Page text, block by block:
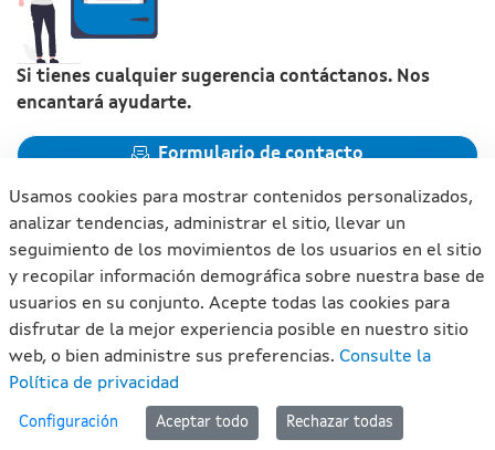
Si tienes cualquier sugerencia contáctanos. Nos
encantará ayudarte.
Formulario de contacto
Xunta de Galicia. Información mantenida y publicada en
internet por la Xunta de Galicia
Atención a la ciudadanía
Accesibilidad
Usamos cookies para mostrar contenidos personalizados,
analizar tendencias, administrar el sitio, llevar un
seguimiento de los movimientos de los usuarios en el sitio
y recopilar información demográfica sobre nuestra base de
usuarios en su conjunto. Acepte todas las cookies para
disfrutar de la mejor experiencia posible en nuestro sitio
web, o bien administre sus preferencias. Consulte la
Política de privacidad
Configuración Aceptar todo Rechazar todas